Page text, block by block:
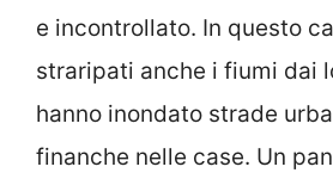
e incontrollato. In questo
straripati anche i fiumi dai
hanno inondato strade
finanche nelle case. Un